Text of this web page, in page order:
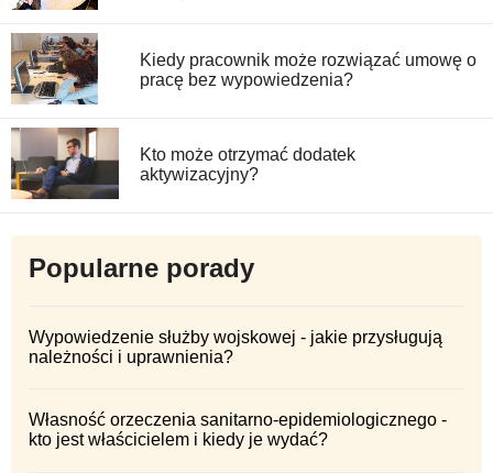
Kiedy pracownik może rozwiązać umowę o
pracę bez wypowiedzenia?
Kto może otrzymać dodatek
aktywizacyjny?
Popularne porady
Wypowiedzenie służby wojskowej - jakie przysługują
należności i uprawnienia?
Własność orzeczenia sanitarno-epidemiologicznego -
kto jest właścicielem i kiedy je wydać?